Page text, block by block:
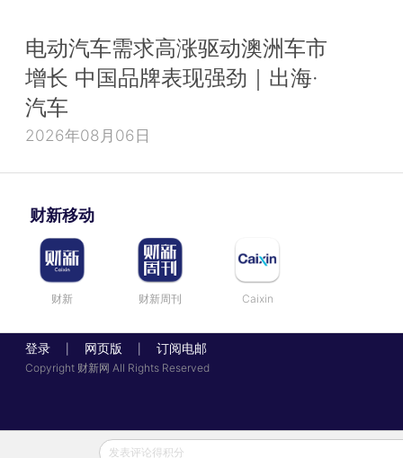
电动汽车需求高涨驱动澳洲车市
增长 中国品牌表现强劲｜出海·
汽车
2026年08月06日
财新移动
财新 财新周刊 Caixin
登录 网页版 订阅电邮
Copyright 财新网 All Rights Reserved
发表评论得积分